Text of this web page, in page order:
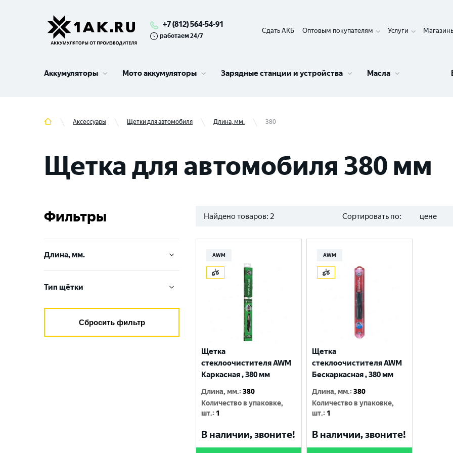
+7 (812) 564-54-91
работаем 24/7
Сдать АКБ Оптовым покупателям Услуги
Аккумуляторы Мото аккумуляторы Зарядные станции и устройства Масла
Аксессуары Щетки для автомобиля Длина, мм. 380
Щетка для автомобиля 380 мм
Фильтры Найдено товаров: 2 Сортировать по: цене
Длина, мм.
450
Тип щётки
Бескаркасная
Гибридная
Сбросить фильтр
AWM
Щетка
стеклоочистителя AWM
Каркасная , 380 мм
Длина, мм.:380
Количество в упаковке,
шт.: 1
В наличии, звоните!
AWM
Щетка
стеклоочистителя AWM
Бескаркасная , 380 мм
Длина, мм.:380
Количество в упаковке,
шт.: 1
В наличии, звоните!